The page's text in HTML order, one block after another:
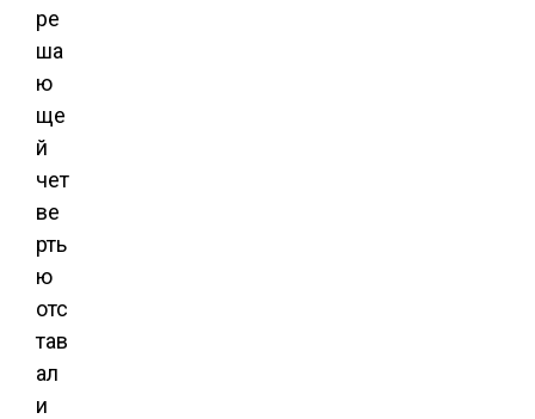
ре
ша
ю
ще
й
чет
ве
рть
ю
отс
тав
ал
и